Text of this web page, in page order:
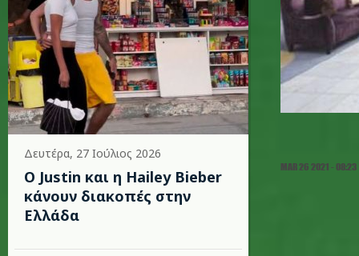
Δευτέρα, 27 Ιούλιος 2026
Ο Justin και η Hailey Bieber
κάνουν διακοπές στην
Ελλάδα
MAR 26 2021 - 08:23